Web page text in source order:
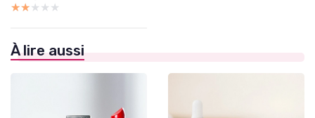
★★★★★
★★★★★
À lire aussi